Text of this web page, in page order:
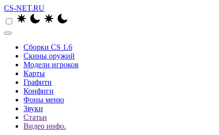
CS-NET.RU
Сборки CS 1.6
Скины оружий
Модели игроков
Карты
Графити
Конфиги
Фоны меню
Звуки
Статьи
Видео инфо.